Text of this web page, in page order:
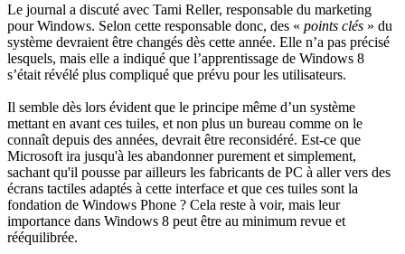
Le journal a discuté avec Tami Reller, responsable du marketing
pour Windows. Selon cette responsable donc, des « points clés » du
système devraient être changés dès cette année. Elle n’a pas précisé
lesquels, mais elle a indiqué que l’apprentissage de Windows 8
s’était révélé plus compliqué que prévu pour les utilisateurs.
Il semble dès lors évident que le principe même d’un système
mettant en avant ces tuiles, et non plus un bureau comme on le
connaît depuis des années, devrait être reconsidéré. Est-ce que
Microsoft ira jusqu'à les abandonner purement et simplement,
sachant qu'il pousse par ailleurs les fabricants de PC à aller vers des
écrans tactiles adaptés à cette interface et que ces tuiles sont la
fondation de Windows Phone ? Cela reste à voir, mais leur
importance dans Windows 8 peut être au minimum revue et
rééquilibrée.